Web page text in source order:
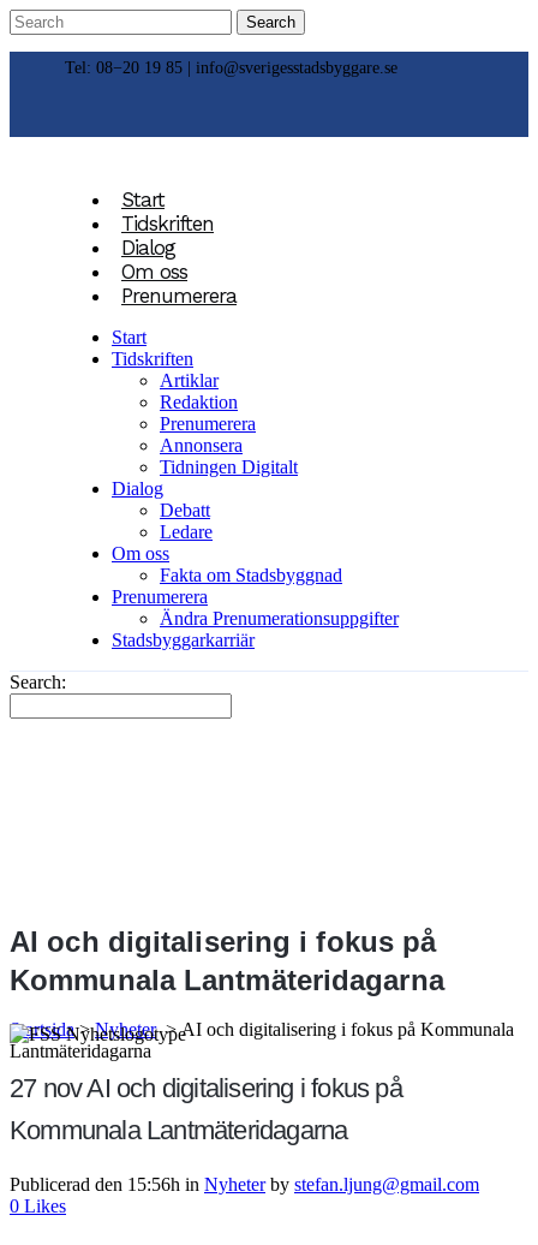
Tel: 08−20 19 85 | info@sverigesstadsbyggare.se
Start
Tidskriften
Dialog
Om oss
Prenumerera
Start
Tidskriften
Artiklar
Redaktion
Prenumerera
Annonsera
Tidningen Digitalt
Dialog
Debatt
Ledare
Om oss
Fakta om Stadsbyggnad
Prenumerera
Ändra Prenumerationsuppgifter
Stadsbyggarkarriär
Search:
AI och digitalisering i fokus på
Kommunala Lantmäteridagarna
Startsida>Nyheter >AI och digitalisering i fokus på Kommunala
Lantmäteridagarna
27 novAI och digitalisering i fokus på
Kommunala Lantmäteridagarna
Publicerad den 15:56h in Nyheter by stefan.ljung@gmail.com
0 Likes